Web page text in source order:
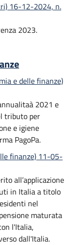
16-12-2024, n.
2023.
e delle finanze)
2021 e
tributo per
e igiene
PagoPa.
finanze) 11-05-
all’applicazione
in Italia a titolo
nel
maturata
l'Italia,
dall'Italia.